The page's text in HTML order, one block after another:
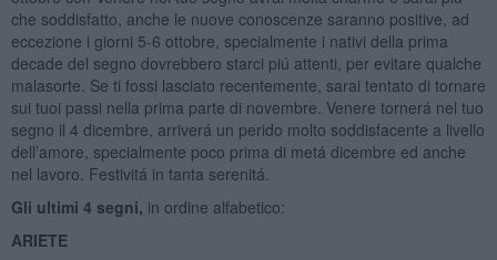
che soddisfatto, anche le nuove conoscenze saranno positive, ad
eccezione i giorni 5-6 ottobre, specialmente i nativi della prima
decade del segno dovrebbero starci piú attenti, per evitare qualche
malasorte. Se ti fossi lasciato recentemente, sarai tentato di tornare
sui tuoi passi nella prima parte di novembre. Venere tornerá nel tuo
segno il 4 dicembre, arriverá un perido molto soddisfacente a livello
dell’amore, specialmente poco prima di metá dicembre ed anche
nel lavoro. Festivitá in tanta serenitá.
Gli ultimi 4 segni, in ordine alfabetico:
ARIETE